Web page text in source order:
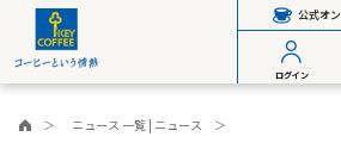
公式オ
ログイン
ニュース 一覧 | ニュース